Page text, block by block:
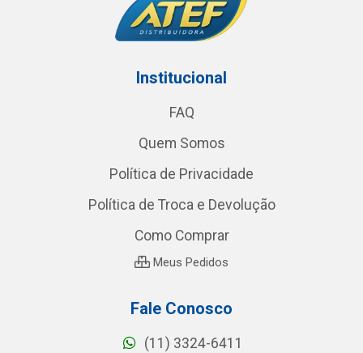
Institucional
FAQ
Quem Somos
Política de Privacidade
Política de Troca e Devolução
Como Comprar
Meus Pedidos
Fale Conosco
(11) 3324-6411